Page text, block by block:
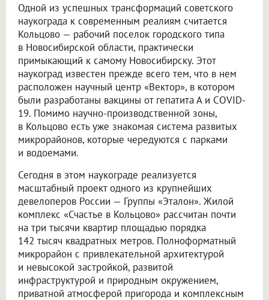
Одной из успешных трансформаций советского
наукограда к современным реалиям считается
Кольцово — рабочий поселок городского типа
в Новосибирской области, практически
примыкающий к самому Новосибирску. Этот
наукоград известен прежде всего тем, что в нем
расположен научный центр «Вектор», в котором
были разработаны вакцины от гепатита А и COVID-
19. Помимо научно-производственной зоны,
в Кольцово есть уже знакомая система развитых
микрорайонов, которые чередуются с парками
и водоемами.
Сегодня в этом наукограде реализуется
масштабный проект одного из крупнейших
девелоперов России — Группы «Эталон». Жилой
комплекс «Счастье в Кольцово» рассчитан почти
на три тысячи квартир площадью порядка
142 тысяч квадратных метров. Полноформатный
микрорайон с привлекательной архитектурой
и невысокой застройкой, развитой
инфраструктурой и природным окружением,
приватной атмосферой пригорода и комплексным